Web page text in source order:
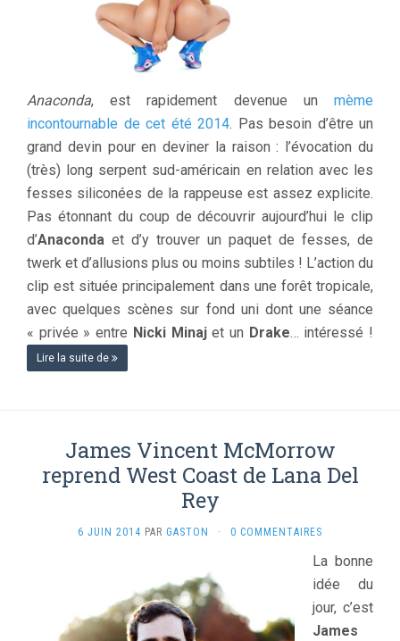
Anaconda, est rapidement devenue un mème
incontournable de cet été 2014. Pas besoin d’être un
grand devin pour en deviner la raison : l’évocation du
(très) long serpent sud-américain en relation avec les
fesses siliconées de la rappeuse est assez explicite.
Pas étonnant du coup de découvrir aujourd’hui le clip
d’Anaconda et d’y trouver un paquet de fesses, de
twerk et d’allusions plus ou moins subtiles ! L’action du
clip est située principalement dans une forêt tropicale,
avec quelques scènes sur fond uni dont une séance
« privée » entre Nicki Minajet un Drake… intéressé !
Lire la suite de
James Vincent McMorrow
reprend West Coast de Lana Del
Rey
6 JUIN 2014 PAR GASTON · 0 COMMENTAIRES
La bonne
idée du
jour, c’est
James